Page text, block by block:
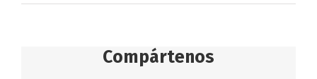
Compártenos